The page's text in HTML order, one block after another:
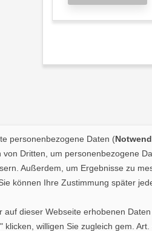
personenbezogene Daten (
von Dritten, um personenbezogene
Außerdem, um Ergebnisse zu
können Ihre Zustimmung später
auf dieser Webseite erhobenen
klicken, willigen Sie zugleich gem.